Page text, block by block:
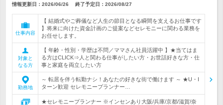
情報更新日：2026/06/26 終了予定日： 2026/08/27
仕事内容
【 結婚式やご葬儀など人生の節目となる瞬間を支えるお仕事です
】将来に向けた資金計画のご提案などセレモニーに関わる業務を
お任せします。
対象と
なる方
【 年齢・性別・学歴は不問／ママさん社員活躍中 】★当てはま
る方はCLICK⇒人と関わる仕事がしたい方・お世話好きな方・仕
事と家庭を両立したい方
勤務地
～ 転居を伴う転勤ナシ！あなたの好きな街で働けます ～ ★U・I
ターン歓迎 セレモニープランナー…
★セレモニープランナー ※インセンあり大阪/兵庫/京都/滋賀/奈